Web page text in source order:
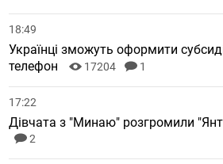
18:49
Українці зможуть оформити
телефон
17204 1
17:22
Дівчата з "Минаю" розгромили
2